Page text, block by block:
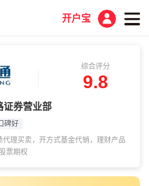
州黄河路证券营业部
开户宝
综合评分
9.8
证券营业部
碑好
票期权